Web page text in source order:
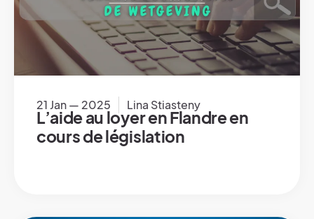
21 Jan — 2025 Lina Stiasteny
L’aide au loyer en Flandre en
cours de législation